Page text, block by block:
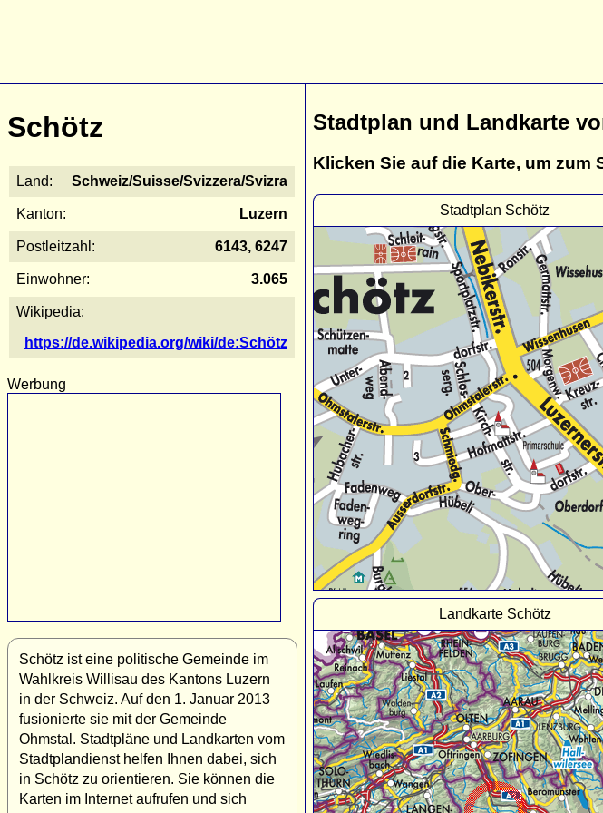
Schötz
Land: Schweiz/Suisse/Svizzera/Svizra
Kanton: Luzern
Postleitzahl: 6143, 6247
Einwohner: 3.065
Wikipedia:
https://de.wikipedia.org/wiki/de:Schötz
Werbung
Schötz ist eine politische Gemeinde im
Wahlkreis Willisau des Kantons Luzern
in der Schweiz. Auf den 1. Januar 2013
fusionierte sie mit der Gemeinde
Ohmstal. Stadtpläne und Landkarten vom
Stadtplandienst helfen Ihnen dabei, sich
in Schötz zu orientieren. Sie können die
Karten im Internet aufrufen und sich
Stadtplan und Landkarte
Klicken Sie auf die Karte, um zum
Stadtplan Schötz
Landkarte Schötz